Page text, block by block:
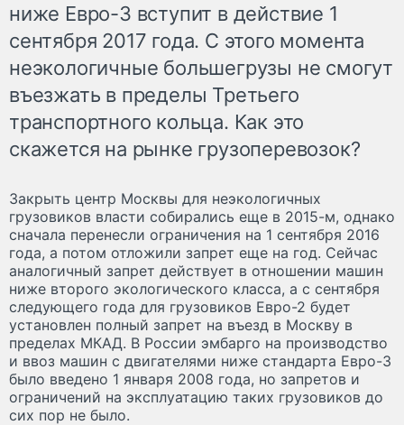
ниже Евро-3 вступит в действие 1
сентября 2017 года. С этого момента
неэкологичные большегрузы не смогут
въезжать в пределы Третьего
транспортного кольца. Как это
скажется на рынке грузоперевозок?
Закрыть центр Москвы для неэкологичных
грузовиков власти собирались еще в 2015-м, однако
сначала перенесли ограничения на 1 сентября 2016
года, а потом отложили запрет еще на год. Сейчас
аналогичный запрет действует в отношении машин
ниже второго экологического класса, а с сентября
следующего года для грузовиков Евро-2 будет
установлен полный запрет на въезд в Москву в
пределах МКАД. В России эмбарго на производство
и ввоз машин с двигателями ниже стандарта Евро-3
было введено 1 января 2008 года, но запретов и
ограничений на эксплуатацию таких грузовиков до
сих пор не было.